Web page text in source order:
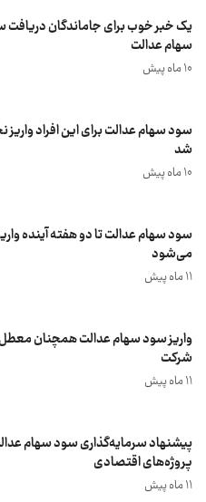
یک خبر خوب برای جاماندگان دریافت
سهام عدالت
10 ماه پیش
سود سهام عدالت برای این افراد واریز
شد
10 ماه پیش
سود سهام عدالت تا دو هفته آینده
می‌شود
11 ماه پیش
شرکت
11 ماه پیش
پیشنهاد سرمایه‌گذاری سود سهام
پروژه‌های اقتصادی
11 ماه پیش